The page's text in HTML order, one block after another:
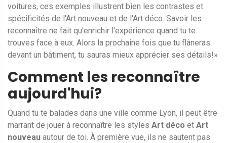
voitures, ces exemples illustrent bien les contrastes et
spécificités de l'Art nouveau et de l'Art déco. Savoir les
reconnaître ne fait qu'enrichir l'expérience quand tu te
trouves face à eux. Alors la prochaine fois que tu flâneras
devant un bâtiment, tu sauras mieux apprécier ses détails!»
Comment les reconnaître
aujourd'hui?
Quand tu te balades dans une ville comme Lyon, il peut être
marrant de jouer à reconnaître les styles Art déco et Art
nouveau autour de toi. À première vue, ils ne sautent pas